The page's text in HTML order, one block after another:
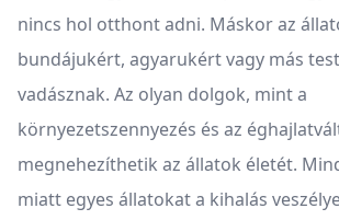
nincs hol otthont adni. Máskor az
bundájukért, agyarukért vagy más
vadásznak. Az olyan dolgok, mint a
környezetszennyezés és az
megnehezíthetik az állatok életét.
miatt egyes állatokat a kihalás